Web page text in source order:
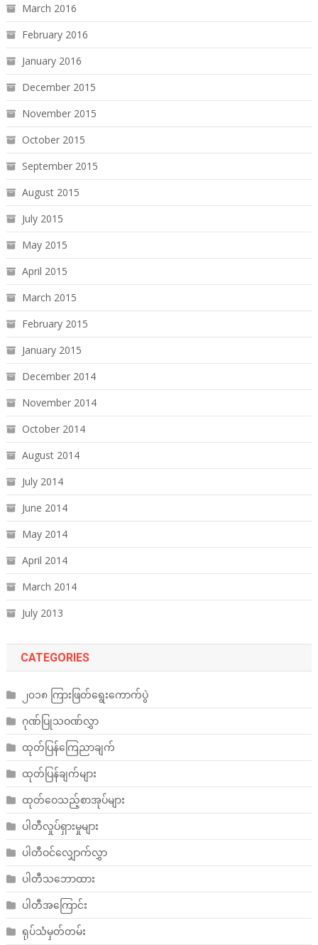
March 2016
February 2016
January 2016
December 2015
November 2015
October 2015
September 2015
August 2015
July 2015
May 2015
April 2015
March 2015
February 2015
January 2015
December 2014
November 2014
October 2014
August 2014
July 2014
June 2014
May 2014
April 2014
March 2014
July 2013
CATEGORIES
၂၀၁၈ ကြားဖြတ်ရွေးကောက်ပွဲ
ဂုဏ်ပြုသဝဏ်လွှာ
ထုတ်ပြန်ကြေညာချက်
ထုတ်ပြန်ချက်များ
ထုတ်ဝေသည့်စာအုပ်များ
ပါတီလှုပ်ရှားမှုများ
ပါတီဝင်လျှောက်လွှာ
ပါတီသဘောထား
ပါတီအကြောင်း
ရုပ်သံမှတ်တမ်း